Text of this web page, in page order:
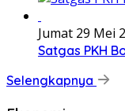
Jumat 29 Mei
Satgas PKH
Selengkapnya